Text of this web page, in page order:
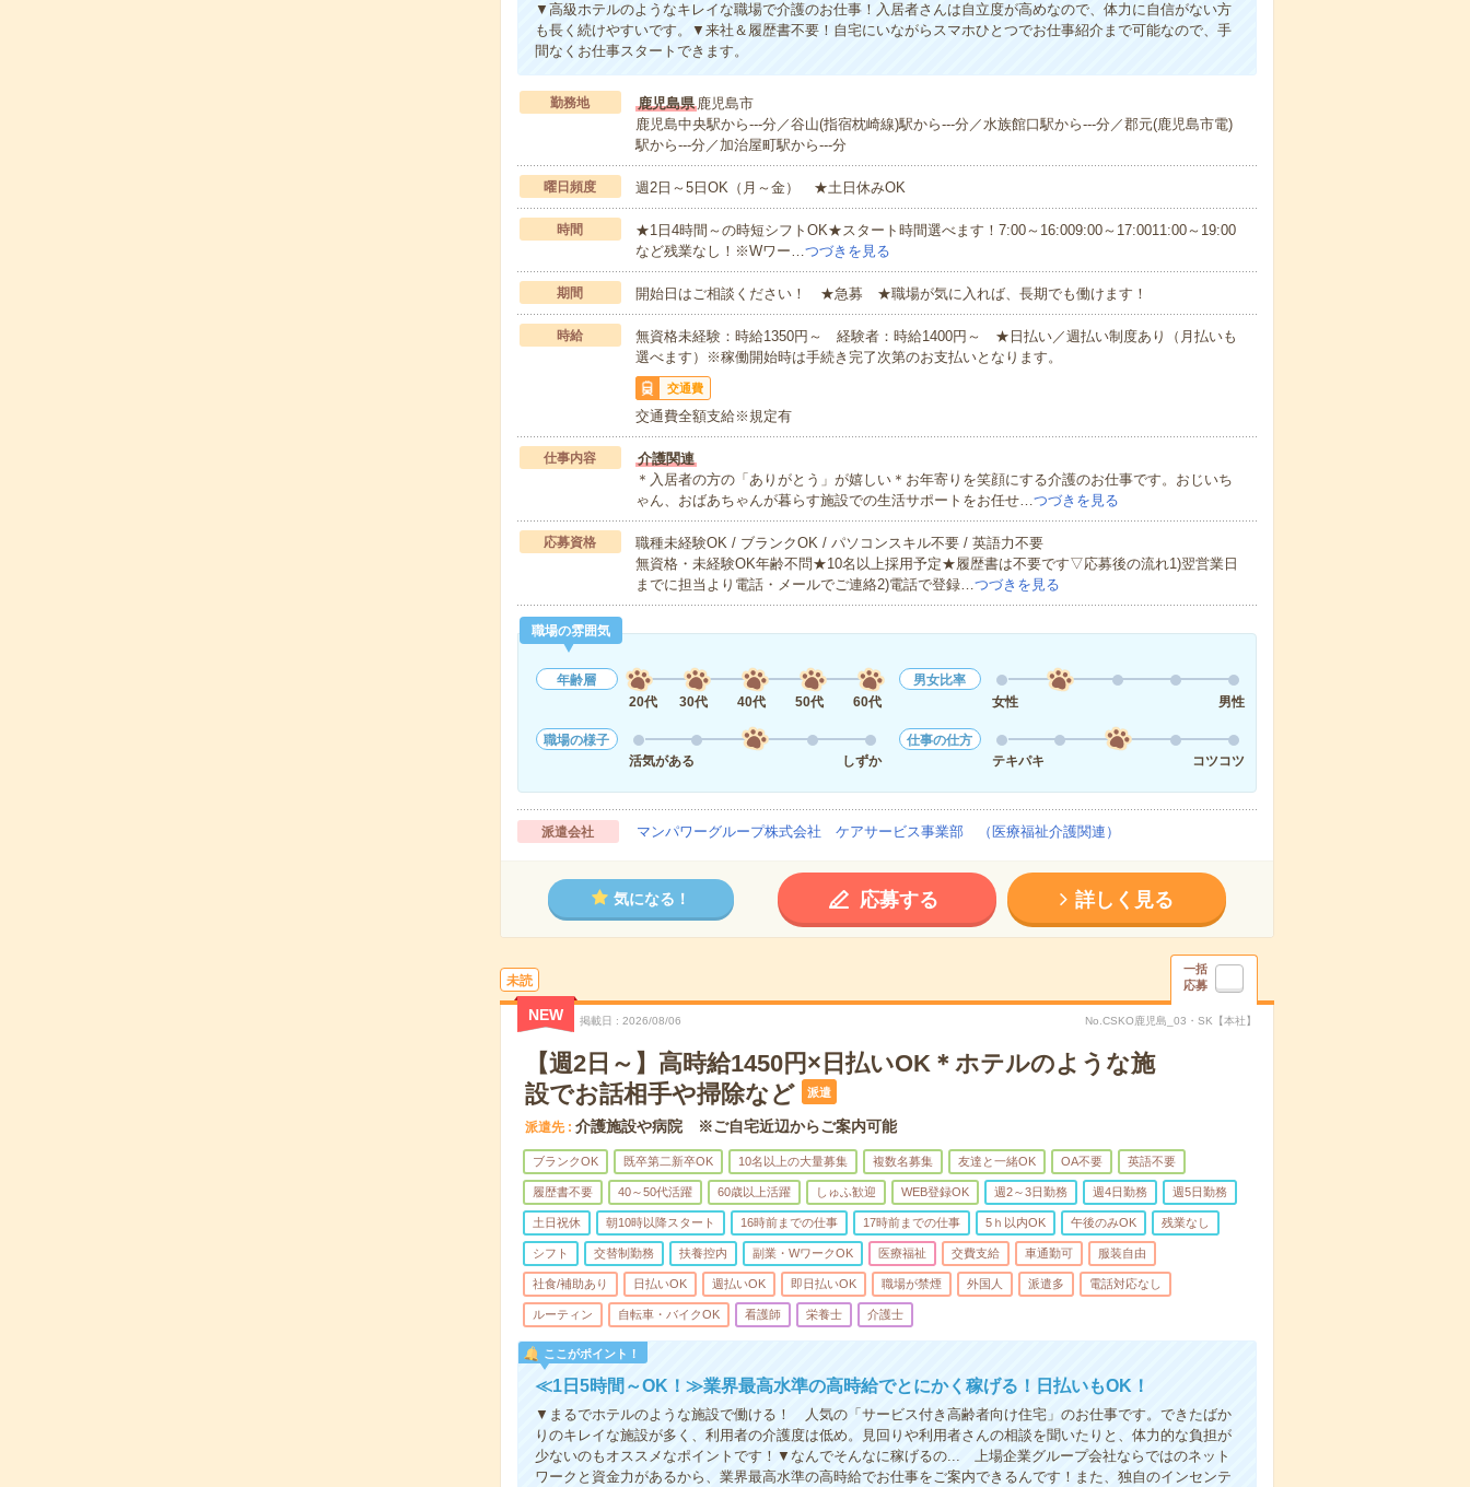
▼高級ホテルのようなキレイな職場で介護のお仕事！入居者さんは自立度が高めなので、体力に自信がない方
も長く続けやすいです。▼来社＆履歴書不要！自宅にいながらスマホひとつでお仕事紹介まで可能なので、手
間なくお仕事スタートできます。
勤務地 鹿児島県鹿児島市
鹿児島中央駅から---分／谷山(指宿枕崎線)駅から---分／水族館口駅から---分／郡元(鹿児島市電)
駅から---分／加治屋町駅から---分
曜日頻度 週2日～5日OK（月～金） ★土日休みOK
時間
★1日4時間～の時短シフトOK★スタート時間選べます！7:00～16:009:00～17:0011:00～19:00
など残業なし！※Wワー…つづきを見る
期間 開始日はご相談ください！ ★急募 ★職場が気に入れば、長期でも働けます！
時給
無資格未経験：時給1350円～ 経験者：時給1400円～ ★日払い／週払い制度あり（月払いも
選べます）※稼働開始時は手続き完了次第のお支払いとなります。
交通費
交通費全額支給※規定有
仕事内容
介護関連
＊入居者の方の「ありがとう」が嬉しい＊お年寄りを笑顔にする介護のお仕事です。おじいち
ゃん、おばあちゃんが暮らす施設での生活サポートをお任せ…つづきを見る
応募資格
職種未経験OK / ブランクOK / パソコンスキル不要 / 英語力不要
無資格・未経験OK年齢不問★10名以上採用予定★履歴書は不要です▽応募後の流れ1)翌営業日
までに担当より電話・メールでご連絡2)電話で登録…つづきを見る
職場の雰囲気
年齢層
20代
30代 40代 50代 60代
男女比率
女性
男性
職場の様子
活気がある
しずか
仕事の仕方
テキパキ
コツコツ
派遣会社 マンパワーグループ株式会社 ケアサービス事業部 （医療福祉介護関連）
気になる！ 応募する 詳しく見る
未読
一括
応募
NEW 掲載日 2026/08/06 No.CSKO鹿児島_03・SK【本社】
【週2日～】高時給1450円×日払いOK＊ホテルのような施
設でお話相手や掃除など
派遣
派遣先 介護施設や病院 ※ご自宅近辺からご案内可能
ブランクOK 既卒第二新卒OK 10名以上の大量募集 複数名募集 友達と一緒OK OA不要 英語不要
履歴書不要 40～50代活躍 60歳以上活躍 しゅふ歓迎 WEB登録OK 週2～3日勤務 週4日勤務 週5日勤務
土日祝休 朝10時以降スタート 16時前までの仕事 17時前までの仕事 5ｈ以内OK 午後のみOK 残業なし
シフト 交替制勤務 扶養控内 副業・WワークOK 医療福祉 交費支給 車通勤可 服装自由
社食/補助あり 日払いOK 週払いOK 即日払いOK 職場が禁煙 外国人 派遣多 電話対応なし
ルーティン 自転車・バイクOK 看護師 栄養士 介護士
ここがポイント！
≪1日5時間～OK！≫業界最高水準の高時給でとにかく稼げる！日払いもOK！
▼まるでホテルのような施設で働ける！ 人気の「サービス付き高齢者向け住宅」のお仕事です。できたばか
りのキレイな施設が多く、利用者の介護度は低め。見回りや利用者さんの相談を聞いたりと、体力的な負担が
少ないのもオススメなポイントです！▼なんでそんなに稼げるの... 上場企業グループ会社ならではのネット
ワークと資金力があるから、業界最高水準の高時給でお仕事をご案内できるんです！また、独自のインセンテ